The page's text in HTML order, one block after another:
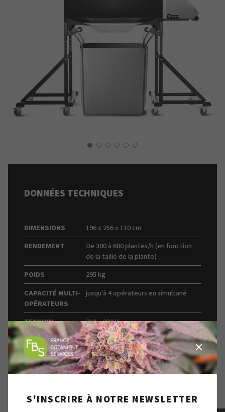
DONNÉES TECHNIQUES
DIMENSIONS
196 x 256 x 110 cm
RENDEMENT
De 300 à 600 plantes/h (en fonction
de la taille de la plante)
POIDS
295 kg
CAPACITÉ MULTI-
OPÉRATEURS
jusqu'à 4 opérateurs en simultané
TENSION
D'ENTRÉE
210 – 230 V
MATÉRIAU DE LA
MACHINE
Acier inoxydable
S'INSCRIRE À NOTRE NEWSLETTER